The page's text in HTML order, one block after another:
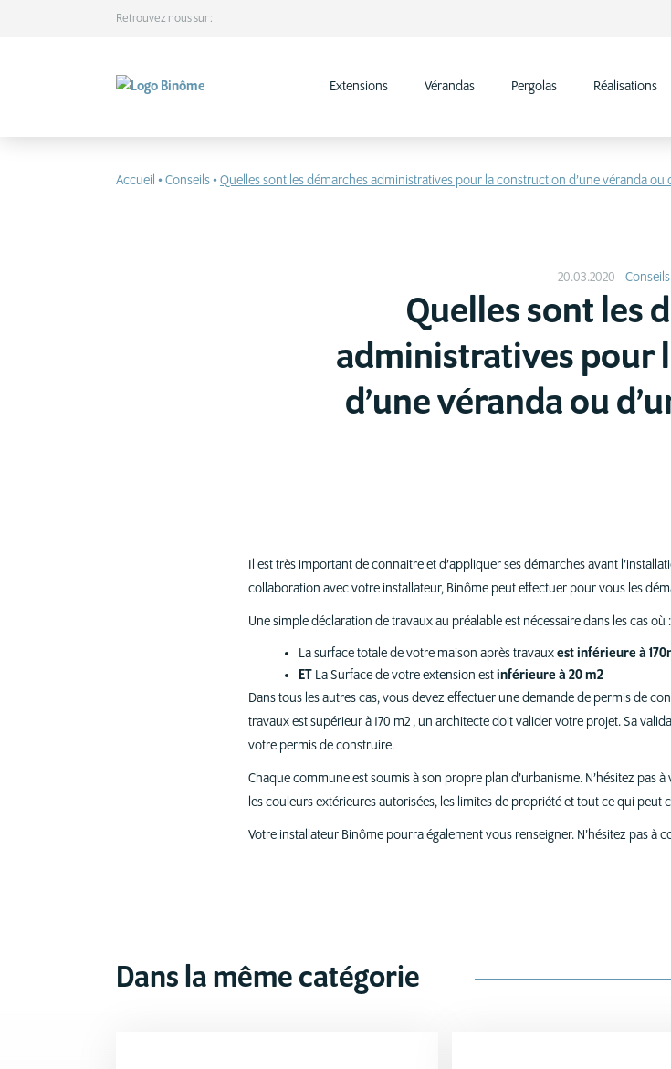
Retrouvez nous sur :
Extensions Vérandas Pergolas Réalisations
Accueil •Conseils•Quelles sont les démarches administratives pour la construction d’une véranda ou
20.03.2020 Conseils
Quelles sont les
administratives pour
d’une véranda ou
Il est très important de connaitre et d’appliquer ses démarches avant
collaboration avec votre installateur, Binôme peut effectuer pour vous les
Une simple déclaration de travaux au préalable est nécessaire dans les cas où :
La surface totale de votre maison après travauxest inférieure à
ET La Surface de votre extension estinférieure à 20 m2
Dans tous les autres cas, vous devez effectuer une demande de permis de
travaux est supérieur à 170 m2 , un architecte doit valider votre projet. Sa
votre permis de construire.
Chaque commune est soumis à son propre plan d’urbanisme. N’hésitez pas
les couleurs extérieures autorisées, les limites de propriété et tout ce qui peut
Votre installateur Binôme pourra également vous renseigner. N’hésitez pas à
Dans la même catégorie